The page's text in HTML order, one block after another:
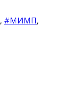
, #МИМП,